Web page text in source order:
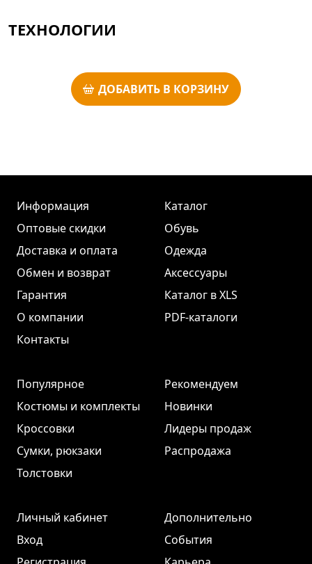
ТЕХНОЛОГИИ
ДОБАВИТЬ В КОРЗИНУ
Информация
Оптовые скидки
Доставка и оплата
Обмен и возврат
Гарантия
О компании
Контакты
Каталог
Обувь
Одежда
Аксессуары
Каталог в XLS
PDF-каталоги
Популярное
Костюмы и комплекты
Кроссовки
Сумки, рюкзаки
Толстовки
Рекомендуем
Новинки
Лидеры продаж
Распродажа
Личный кабинет
Вход
Дополнительно
События